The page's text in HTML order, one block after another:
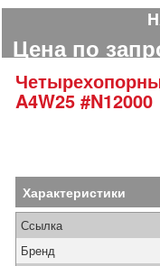
Цена по
A4W25 #N12000
Характеристики
Ссылка
Бренд